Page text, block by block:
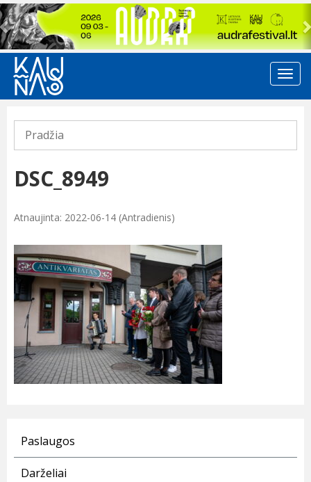
Previous
Pradžia
DSC_8949
Atnaujinta: 2022-06-14 (Antradienis)
Paslaugos
Darželiai